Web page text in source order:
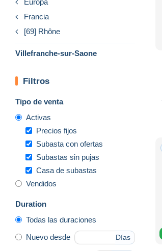
Francia
[69] Rhône
Villefranche-sur-Saone
Filtros
Tipo de venta
Activas
Precios fijos
Subasta con ofertas
Subastas sin pujas
Casa de subastas
Vendidos
Duration
Todas las duraciones
Nuevo desde Días